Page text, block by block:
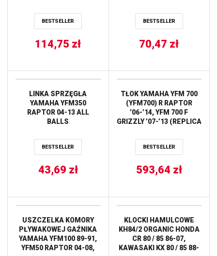
LUCAS
BESTSELLER
114,75 zł
BESTSELLER
70,47 zł
LINKA SPRZĘGŁA
YAMAHA YFM350
RAPTOR 04-13 ALL
BALLS
BESTSELLER
43,69 zł
TŁOK YAMAHA YFM 700
(YFM700) R RAPTOR
’06-’14, YFM 700 F
GRIZZLY ’07-’13 (REPLICA
BESTSELLER
593,64 zł
USZCZELKA KOMORY
PŁYWAKOWEJ GAŹNIKA
YAMAHA YFM100 89-91,
YFM50 RAPTOR 04-08,
KLOCKI HAMULCOWE
KH84/2 ORGANIC HONDA
CR 80 / 85 86-07,
KAWASAKI KX 80 / 85 88-